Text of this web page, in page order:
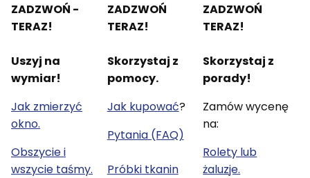
ZADZWOŃ -
TERAZ!
Uszyj na
wymiar!
Jak zmierzyć
okno.
Obszycie i
wszycie taśmy.
ZADZWOŃ
TERAZ!
Skorzystaj z
pomocy.
Jak kupować?
Pytania (FAQ)
Próbki tkanin
ZADZWOŃ
TERAZ!
Skorzystaj z
porady!
Zamów wycenę
na:
Rolety lub
żaluzje.